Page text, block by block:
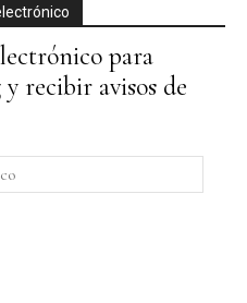
para
recibir avisos de